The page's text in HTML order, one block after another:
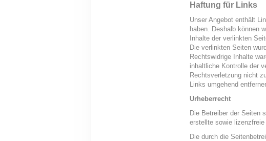
Haftung für Links
Unser Angebot enthält
haben. Deshalb können
Inhalte der verlinkten
Die verlinkten Seiten
Rechtswidrige Inhalte
inhaltliche Kontrolle der
Rechtsverletzung nicht
Links umgehend
Urheberrecht
Die Betreiber der Seiten
erstellte sowie
Die durch die